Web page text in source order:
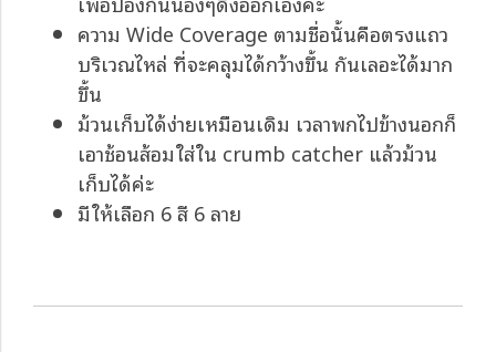
ความ Wide Coverage ตามชื่อนั้นคือตรงแถว
บริเวณไหล่ ที่จะคลุมได้กว้างขึ้น กันเลอะได้มาก
ขึ้น
ม้วนเก็บได้ง่ายเหมือนเดิม เวลาพกไปข้างนอกก็
เอาช้อนส้อมใส่ใน crumb catcher แล้วม้วน
เก็บได้ค่ะ
มีให้เลือก 6 สี 6 ลาย